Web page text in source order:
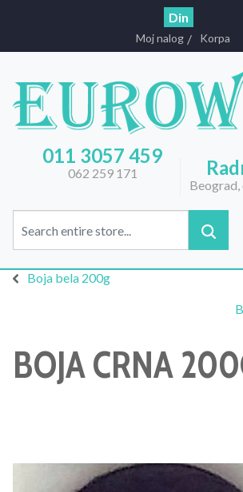
Din
Moj nalog Korpa
011 3057 459
062 259 171
Beograd,
Boja bela 200g
BOJA CRNA